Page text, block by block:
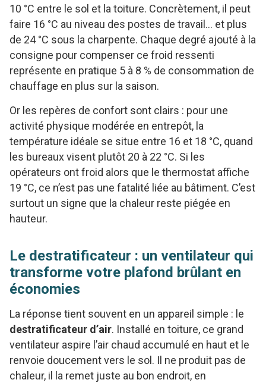
10 °C entre le sol et la toiture. Concrètement, il peut
faire 16 °C au niveau des postes de travail… et plus
de 24 °C sous la charpente. Chaque degré ajouté à la
consigne pour compenser ce froid ressenti
représente en pratique 5 à 8 % de consommation de
chauffage en plus sur la saison.
Or les repères de confort sont clairs : pour une
activité physique modérée en entrepôt, la
température idéale se situe entre 16 et 18 °C, quand
les bureaux visent plutôt 20 à 22 °C. Si les
opérateurs ont froid alors que le thermostat affiche
19 °C, ce n’est pas une fatalité liée au bâtiment. C’est
surtout un signe que la chaleur reste piégée en
hauteur.
Le destratificateur : un ventilateur qui
transforme votre plafond brûlant en
économies
La réponse tient souvent en un appareil simple : le
destratificateur d’air. Installé en toiture, ce grand
ventilateur aspire l’air chaud accumulé en haut et le
renvoie doucement vers le sol. Il ne produit pas de
chaleur, il la remet juste au bon endroit, en